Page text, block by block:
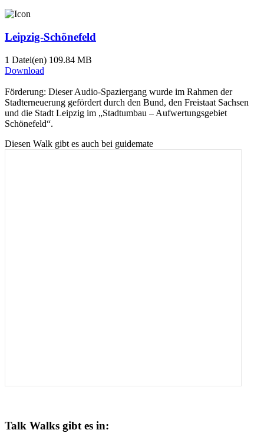
Leipzig-Schönefeld
1 Datei(en) 109.84 MB
Download
Förderung: Dieser Audio-Spaziergang wurde im Rahmen der
Stadterneuerung gefördert durch den Bund, den Freistaat Sachsen
und die Stadt Leipzig im „Stadtumbau – Aufwertungsgebiet
Schönefeld“.
Diesen Walk gibt es auch bei guidemate
Talk Walks gibt es in: